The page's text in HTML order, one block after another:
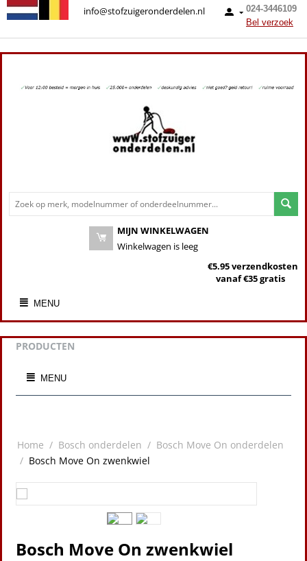
024-3446109
Bel verzoek
info@stofzuigeronderdelen.nl
MIJN WINKELWAGEN
Winkelwagen is leeg
€5.95 verzendkosten
vanaf €35 gratis
MENU
PRODUCTEN
MENU
Home / Bosch onderdelen / Bosch Move On onderdelen
/ Bosch Move On zwenkwiel
Bosch Move On zwenkwiel